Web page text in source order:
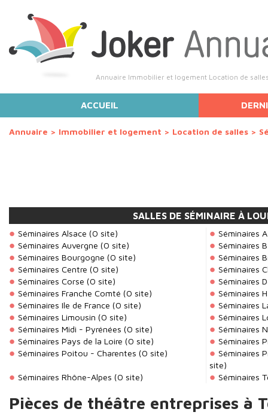
Annuaire Immobilier et logement Location de
SALLES DE SÉMINAIRE À
ACCUEIL
Annuaire > Immobilier et logement > Location de salles >
Séminaires Alsace (0 site)
Séminaires
Séminaires Auvergne (0 site)
Séminaires
Séminaires Bourgogne (0 site)
Séminaires
Séminaires Centre (0 site)
Séminaires
Séminaires Corse (0 site)
Séminaires
Séminaires Franche Comté (0 site)
Séminaires
Séminaires Ile de France (0 site)
Séminaires
Séminaires Limousin (0 site)
Séminaires
Séminaires Midi - Pyrénées (0 site)
Séminaires
Séminaires Pays de la Loire (0 site)
Séminaires
Séminaires Poitou - Charentes (0 site)
Séminaires
site)
Séminaires Rhône-Alpes (0 site) Séminaires
Pièces de théâtre entreprises à